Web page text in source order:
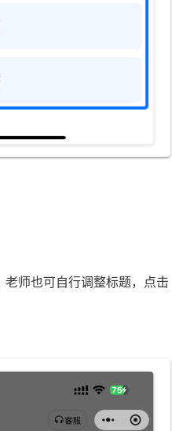
老师也可自行调整标题，点击